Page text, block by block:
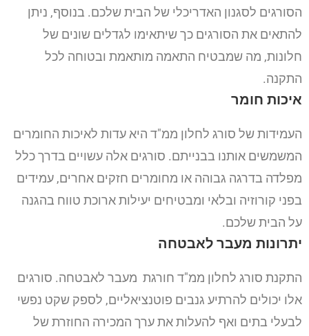
הסורגים לסגנון האדריכלי של הבית שלכם. בנוסף, ניתן
להתאים את הסורגים כך שיתאימו לגדלים שונים של
חלונות, מה שמבטיח התאמה מותאמת ובטוחה לכל
התקנה.
איכות חומר
העמידות של סורג לחלון ממ"ד היא עדות לאיכות החומרים
המשמשים אותנו בבנייתם. סורגים אלה עשויים בדרך כלל
מפלדה בדרגה גבוהה או מחומרים חזקים אחרים, עמידים
בפני קורוזיה ובלאי ומבטיחים יעילות ארוכת טווח בהגנה
על הבית שלכם.
יתרונות מעבר לאבטחה
התקנת סורג לחלון ממ"ד חורגת מעבר לאבטחה. סורגים
אלו יכולים להרתיע גנבים פוטנציאליים, לספק שקט נפשי
לבעלי בתים ואף להעלות את ערך המכירה החוזרת של